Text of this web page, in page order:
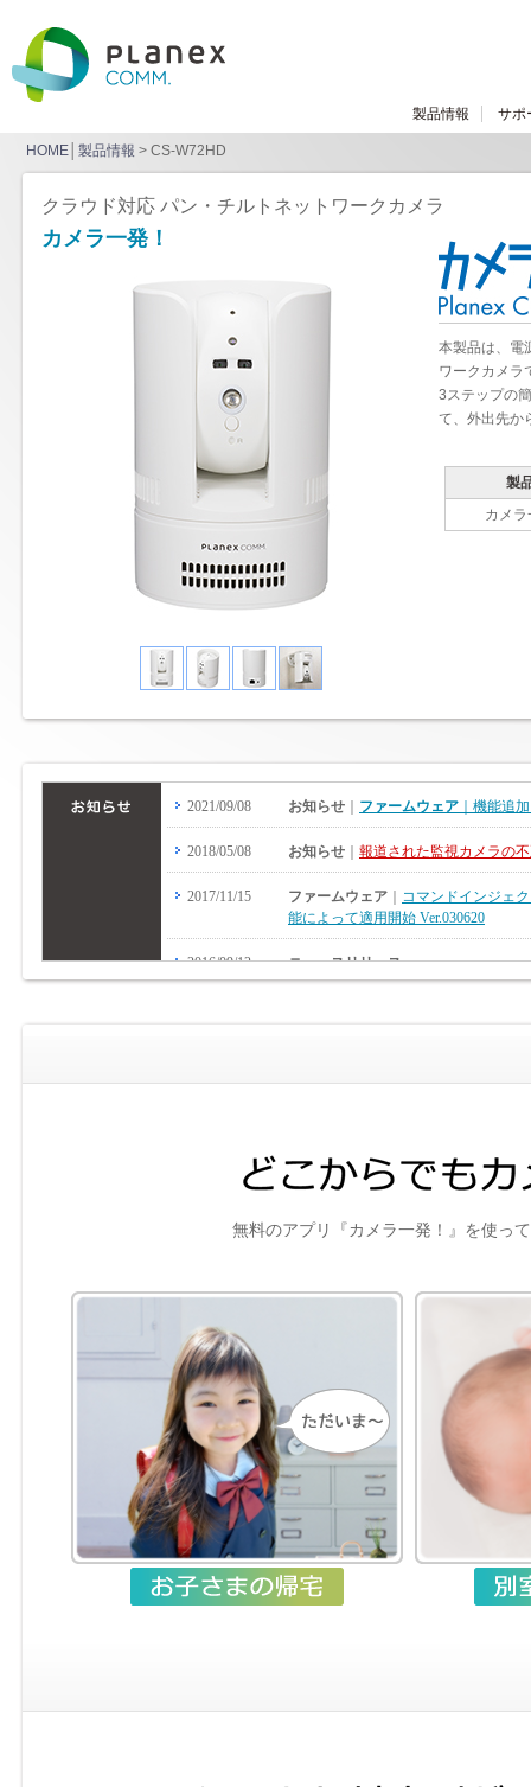
製品情報 サポ
HOME 製品情報 > CS-W72HD
クラウド対応 パン・チルトネットワークカメラ
カメラ一発！
本製品は、電
ワークカメラ
3ステップの
て、外出先か
製
カメ
無料のアプリ『カメラ一発！』を使っ